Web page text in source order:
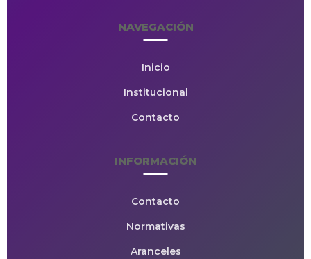
NAVEGACIÓN
Inicio
Institucional
Contacto
INFORMACIÓN
Contacto
Normativas
Aranceles